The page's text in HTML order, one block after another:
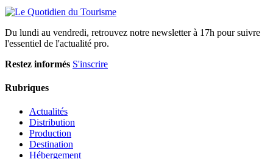
Du lundi au vendredi, retrouvez notre newsletter à 17h pour suivre
l'essentiel de l'actualité pro.
Restez informés S'inscrire
Rubriques
Actualités
Distribution
Production
Destination
Hébergement